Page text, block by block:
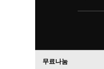
무료나눔